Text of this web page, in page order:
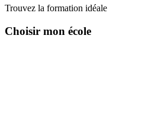
Trouvez la formation idéale
Choisir mon école